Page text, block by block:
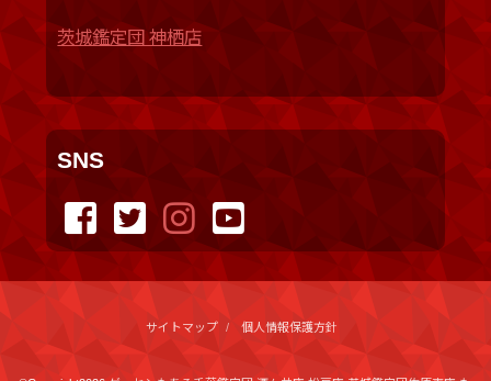
茨城鑑定団 神栖店
SNS
サイトマップ 個人情報保護方針